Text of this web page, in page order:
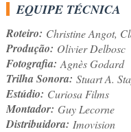
EQUIPE TÉCNICA
Roteiro: Christine Angot,
Produção: Olivier Delbosc
Fotografia: Agnès Godard
Trilha Sonora: Stuart A.
Estúdio: Curiosa Films
Montador: Guy Lecorne
Distribuidora: Imovision